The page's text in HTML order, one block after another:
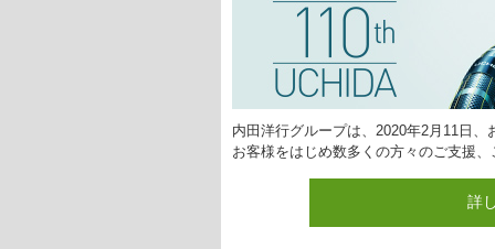
内田洋行グループは、2020年2月11日
お客様をはじめ数多くの方々のご支援
詳